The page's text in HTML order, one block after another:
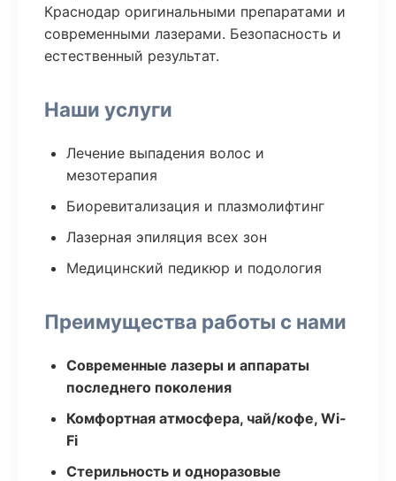
Краснодар оригинальными препаратами и
современными лазерами. Безопасность и
естественный результат.
Наши услуги
Лечение выпадения волос и
мезотерапия
Биоревитализация и плазмолифтинг
Лазерная эпиляция всех зон
Медицинский педикюр и подология
Преимущества работы с нами
Современные лазеры и аппараты
последнего поколения
Комфортная атмосфера, чай/кофе, Wi-
Fi
Стерильность и одноразовые